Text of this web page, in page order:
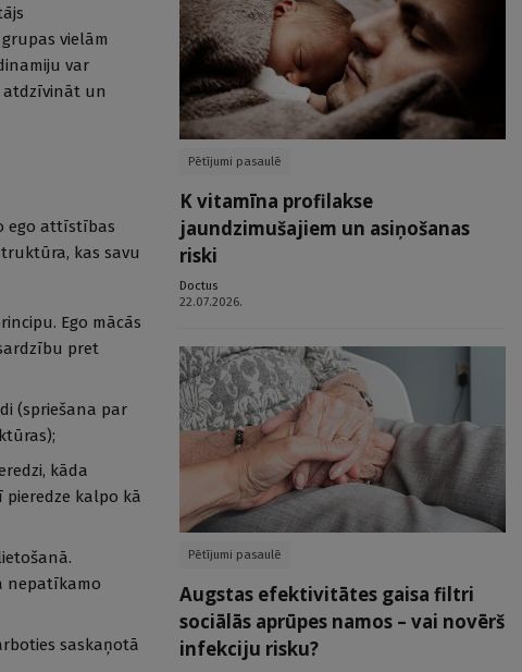
vielām
var
atdzīvināt un
ego attīstības
kas savu
Ego mācās
pret
(spriešana par
kāda
pieredze kalpo kā
nepatīkamo
saskaņotā
Pētījumi pasaulē
K vitamīna profilakse
jaundzimušajiem un asiņošanas
riski
Doctus
22.07.2026.
Pētījumi pasaulē
Augstas efektivitātes gaisa filtri
sociālās aprūpes namos – vai novērš
infekciju risku?